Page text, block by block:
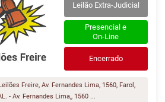
Leilão Extra-Judicial
Presencial e
On-Line
Encerrado
Freire, Av. Fernandes Lima, 1560, Farol,
- Av. Fernandes Lima,, 1560 ...